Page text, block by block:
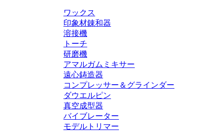
ワックス
印象材錬和器
溶接機
トーチ
研磨機
アマルガムミキサー
遠心鋳造器
コンプレッサー＆グラインダー
ダウエルピン
真空成型器
バイブレーター
モデルトリマー